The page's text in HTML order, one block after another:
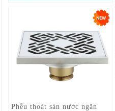
Phễu thoát sàn nước ngăn